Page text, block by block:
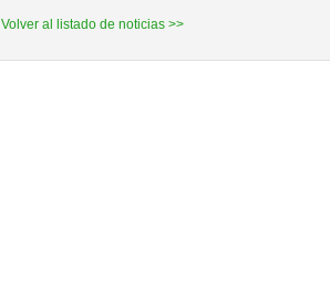
Volver al listado de noticias >>